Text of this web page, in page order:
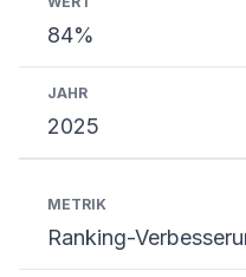
84%
2025
Ranking-